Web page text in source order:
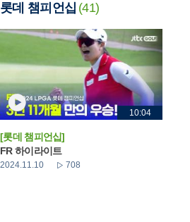
롯데 챔피언십 (41)
10:04
[롯데 챔피언십]
FR 하이라이트
2024.11.10 708